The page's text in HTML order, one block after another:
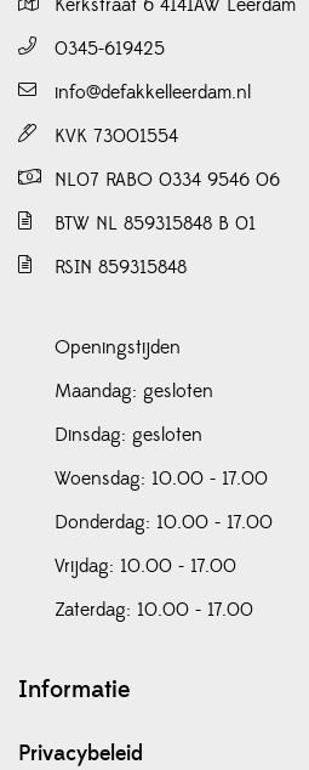
0345-619425
info@defakkelleerdam.nl
KVK 73001554
NL07 RABO 0334 9546 06
BTW NL 859315848 B 01
RSIN 859315848
Openingstijden
Maandag: gesloten
Dinsdag: gesloten
Woensdag: 10.00 - 17.00
Donderdag: 10.00 - 17.00
Vrijdag: 10.00 - 17.00
Zaterdag: 10.00 - 17.00
Informatie
Privacybeleid